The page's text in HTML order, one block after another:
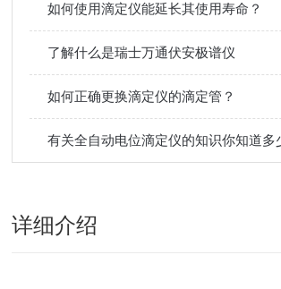
如何使用滴定仪能延长其使用寿命？
了解什么是瑞士万通伏安极谱仪
如何正确更换滴定仪的滴定管？
有关全自动电位滴定仪的知识你知道多
详细介绍